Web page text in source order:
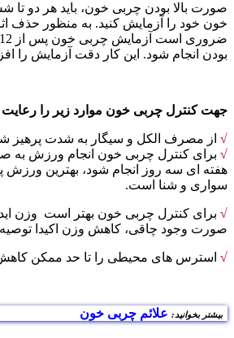
صورت بالا بودن چربی خون، باید هر دو تا
خون خود را آزمایش کنید. به منظور حذف
بودن انجام شود. این کار دقت آزمایش را
جهت کنترل چربی خون موارد زیر را رعایت
√ از مصرف الکل و سیگار به شدت پرهیز
√ برای کنترل چربی خون انجام ورزش به
هفته ای سه روز انجام شود، بهترین ورزش
سواری و شنا است.
√ برای کنترل چربی خون بهتر است وزن
صورت وجود چاقی، کاهش وزن اکیدا
√ استرس های محیطی را تا حد ممکن
بیشتر بخوانید: علائم چربی خون